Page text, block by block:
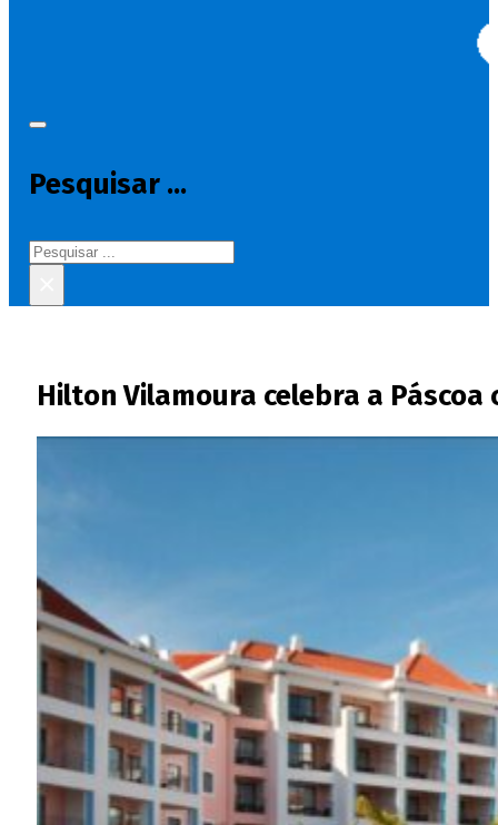
Pesquisar ...
Pesquisar
Hilton Vilamoura celebra a Páscoa